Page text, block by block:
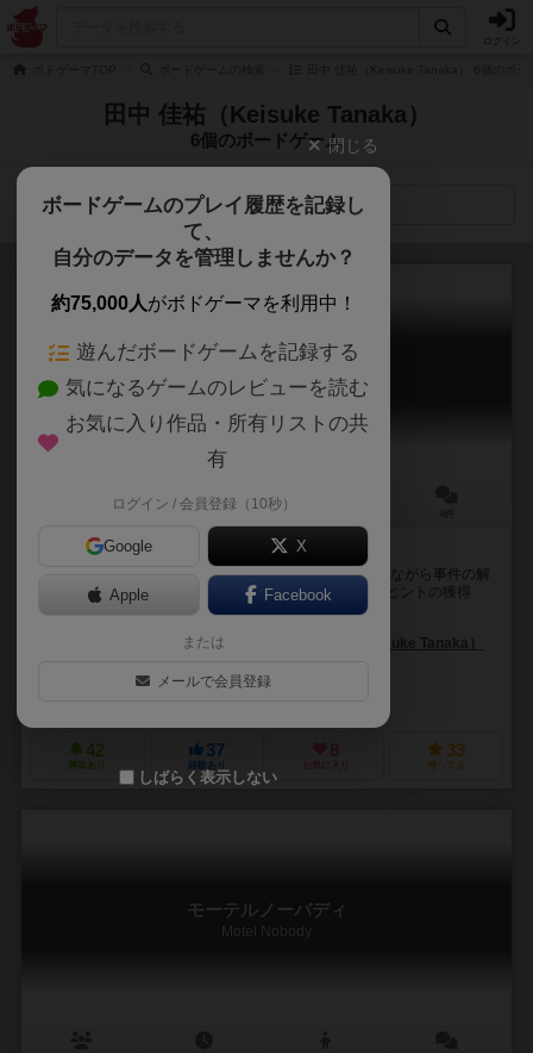
田中 佳祐（Keisuke Tanaka）
6個のボードゲーム
検索メニュー
虚飾で彩られたカラス
The Bird in Borrowed Feathers
二人用推理ゲーム マーダーデュアル
「虚飾で彩られたカラス」は、2人でフリートークをしながら事件の解
決を目指すゲームです。 演技（ロールプレイ）によるヒントの獲得
が、システムに含まれています。マーダーミステリ...
新澤 大樹（Taiki Shinzawa）
田中 佳祐（Keisuke Tanaka）
42
興味あり
37
経験あり お気に入り
33
持ってる
モーテルノーバディ
Motel Nobody
閉じる
ボードゲームのプレイ履歴を記録し
て、
自分のデータを管理しませんか？
約75,000人がボドゲーマを利用中！
遊んだボードゲームを記録する
気になるゲームのレビューを読む
お気に入り作品・所有リストの共
有
ログイン / 会員登録（10秒）
Google X
Apple Facebook
または
メールで会員登録
しばらく表示しない